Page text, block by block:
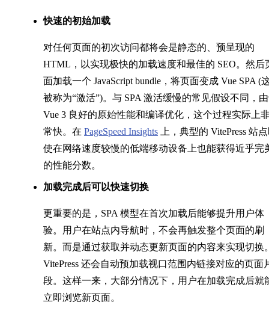
快速的初始加载
对任何页面的初次访问都将会是静态的、预呈现的
HTML，以实现极快的加载速度和最佳的 SEO。然后
面加载一个 JavaScript bundle，将页面变成 Vue SPA (
被称为“激活”)。与 SPA 激活缓慢的常见假设不同，
Vue 3 良好的原始性能和编译优化，这个过程实际上
常快。在 PageSpeed Insights 上，典型的 VitePress 站
使在网络速度较慢的低端移动设备上也能获得近乎完
的性能分数。
加载完成后可以快速切换
更重要的是，SPA 模型在首次加载后能够提升用户体
验。用户在站点内导航时，不会再触发整个页面的刷
新。而是通过获取并动态更新页面的内容来实现切换
VitePress 还会自动预加载视口范围内链接对应的页面
段。这样一来，大部分情况下，用户在加载完成后就
立即浏览新页面。